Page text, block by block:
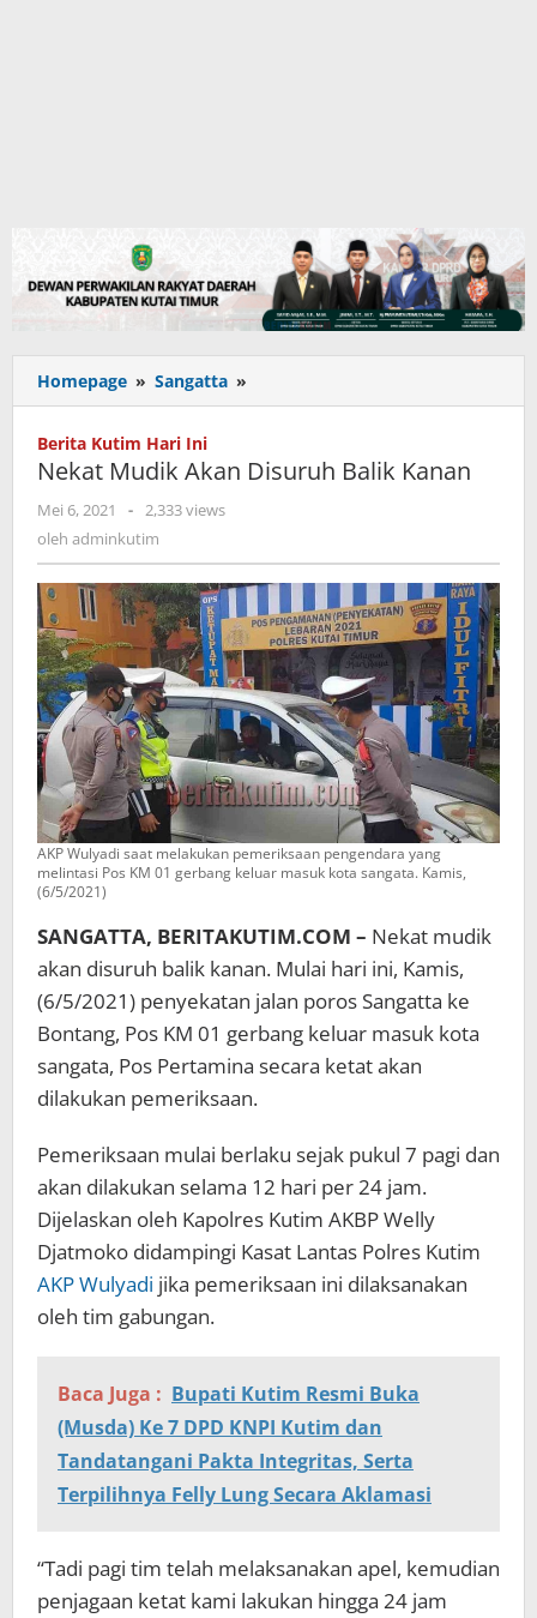
Homepage » Sangatta »
Mudik
Balik
Berita Kutim Hari Ini
Nekat Mudik Akan Disuruh Balik Kanan
Mei 6, 2021
oleh
adminkutim
- 2,333 views
oleh adminkutim
AKP Wulyadi saat melakukan pemeriksaan pengendara yang
melintasi Pos KM 01 gerbang keluar masuk kota sangata. Kamis,
(6/5/2021)
SANGATTA, BERITAKUTIM.COM – Nekat mudik
akan disuruh balik kanan. Mulai hari ini, Kamis,
(6/5/2021) penyekatan jalan poros Sangatta ke
Bontang, Pos KM 01 gerbang keluar masuk kota
sangata, Pos Pertamina secara ketat akan
dilakukan pemeriksaan.
Pemeriksaan mulai berlaku sejak pukul 7 pagi dan
akan dilakukan selama 12 hari per 24 jam.
Dijelaskan oleh Kapolres Kutim AKBP Welly
Djatmoko didampingi Kasat Lantas Polres Kutim
AKP Wulyadi jika pemeriksaan ini dilaksanakan
oleh tim gabungan.
Baca Juga : Bupati Kutim Resmi Buka
(Musda) Ke 7 DPD KNPI Kutim dan
Tandatangani Pakta Integritas, Serta
Terpilihnya Felly Lung Secara Aklamasi
“Tadi pagi tim telah melaksanakan apel, kemudian
penjagaan ketat kami lakukan hingga 24 jam